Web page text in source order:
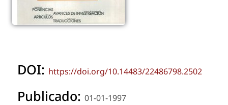
DOI: https://doi.org/10.14483/22486798.2502
Publicado: 01-01-1997